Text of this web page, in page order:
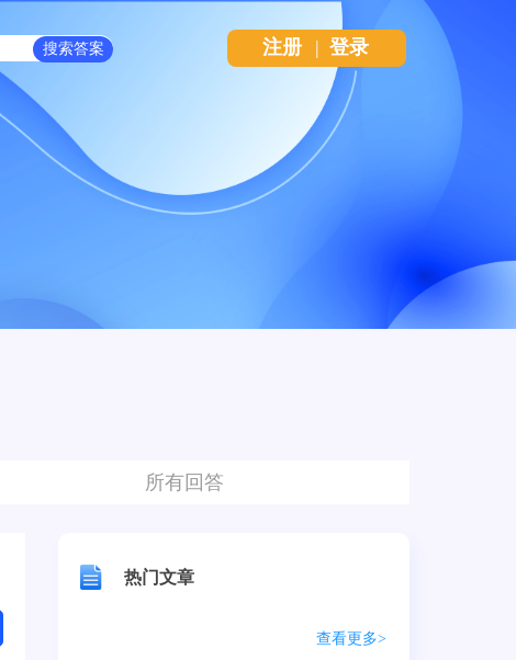
所有回答
注册 | 登录
热门文章
查看更多>